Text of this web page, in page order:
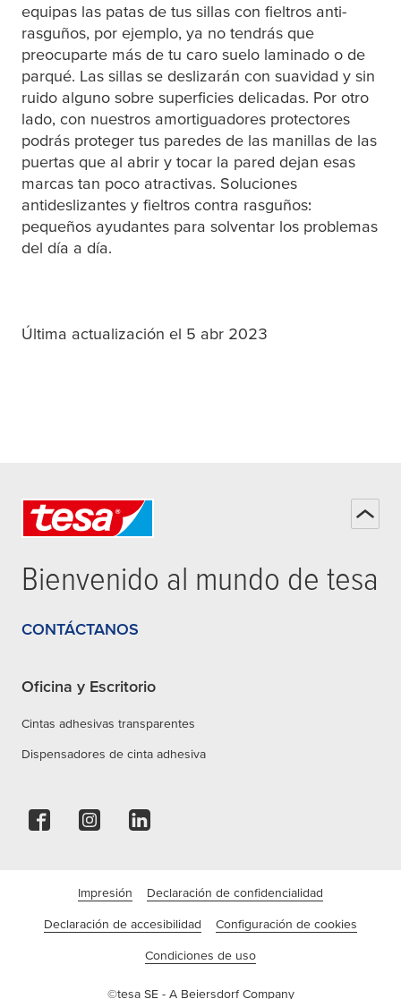
equipas las patas de tus sillas con fieltros anti-
rasguños, por ejemplo, ya no tendrás que
preocuparte más de tu caro suelo laminado o de
parqué. Las sillas se deslizarán con suavidad y sin
ruido alguno sobre superficies delicadas. Por otro
lado, con nuestros amortiguadores protectores
podrás proteger tus paredes de las manillas de las
puertas que al abrir y tocar la pared dejan esas
marcas tan poco atractivas. Soluciones
antideslizantes y fieltros contra rasguños:
pequeños ayudantes para solventar los problemas
del día a día.
Última actualización el 5 abr 2023
Bienvenido al mundo de tesa
CONTÁCTANOS
Oficina y Escritorio
Cintas adhesivas transparentes
Dispensadores de cinta adhesiva
Impresión Declaración de confidencialidad
Declaración de accesibilidad Configuración de cookies
Condiciones de uso
©tesa SE - A Beiersdorf Company